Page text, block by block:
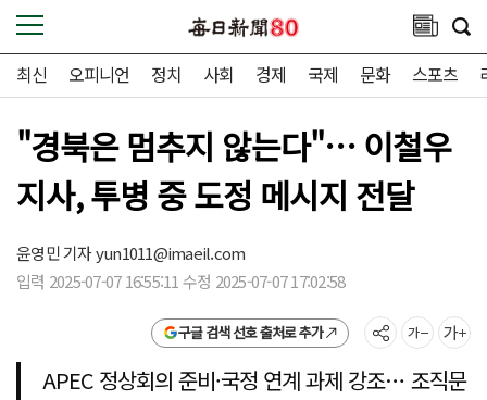
최신 오피니언 정치 사회 경제 국제 문화 스포츠
"경북은 멈추지 않는다"… 이철우
지사, 투병 중 도정 메시지 전달
윤영민 기자yun1011@imaeil.com
입력 2025-07-07 16:55:11 수정 2025-07-07 17:02:58
구글 검색 선호 출처로 추가
APEC 정상회의 준비·국정 연계 과제 강조… 조직문